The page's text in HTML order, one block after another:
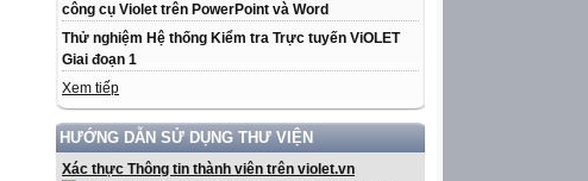
công cụ Violet trên PowerPoint và Word
Thử nghiệm Hệ thống Kiểm tra Trực tuyến ViOLET
Giai đoạn 1
Xem tiếp
HƯỚNG DẪN SỬ DỤNG THƯ VIỆN
Xác thực Thông tin thành viên trên violet.vn